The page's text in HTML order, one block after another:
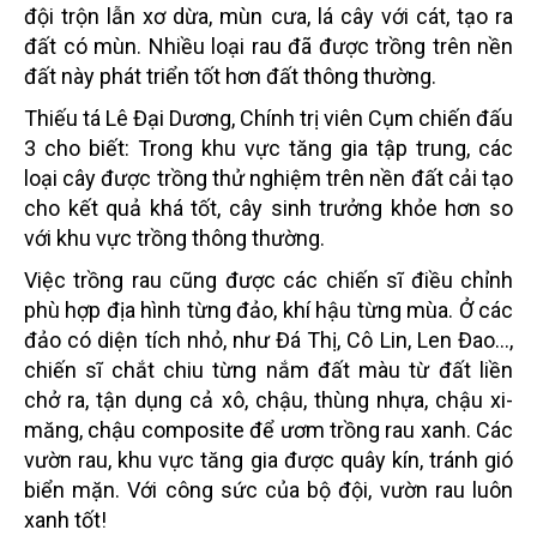
đội trộn lẫn xơ dừa, mùn cưa, lá cây với cát, tạo ra
đất có mùn. Nhiều loại rau đã được trồng trên nền
đất này phát triển tốt hơn đất thông thường.
Thiếu tá Lê Đại Dương, Chính trị viên Cụm chiến đấu
3 cho biết: Trong khu vực tăng gia tập trung, các
loại cây được trồng thử nghiệm trên nền đất cải tạo
cho kết quả khá tốt, cây sinh trưởng khỏe hơn so
với khu vực trồng thông thường.
Việc trồng rau cũng được các chiến sĩ điều chỉnh
phù hợp địa hình từng đảo, khí hậu từng mùa. Ở các
đảo có diện tích nhỏ, như Đá Thị, Cô Lin, Len Đao...,
chiến sĩ chắt chiu từng nắm đất màu từ đất liền
chở ra, tận dụng cả xô, chậu, thùng nhựa, chậu xi-
măng, chậu composite để ươm trồng rau xanh. Các
vườn rau, khu vực tăng gia được quây kín, tránh gió
biển mặn. Với công sức của bộ đội, vườn rau luôn
xanh tốt!